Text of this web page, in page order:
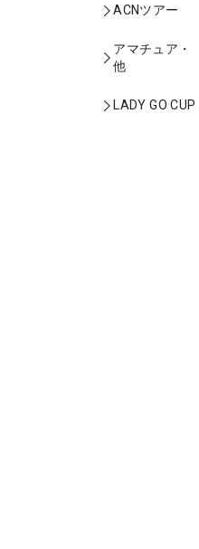
ACNツアー
アマチュア・
他
LADY GO CUP